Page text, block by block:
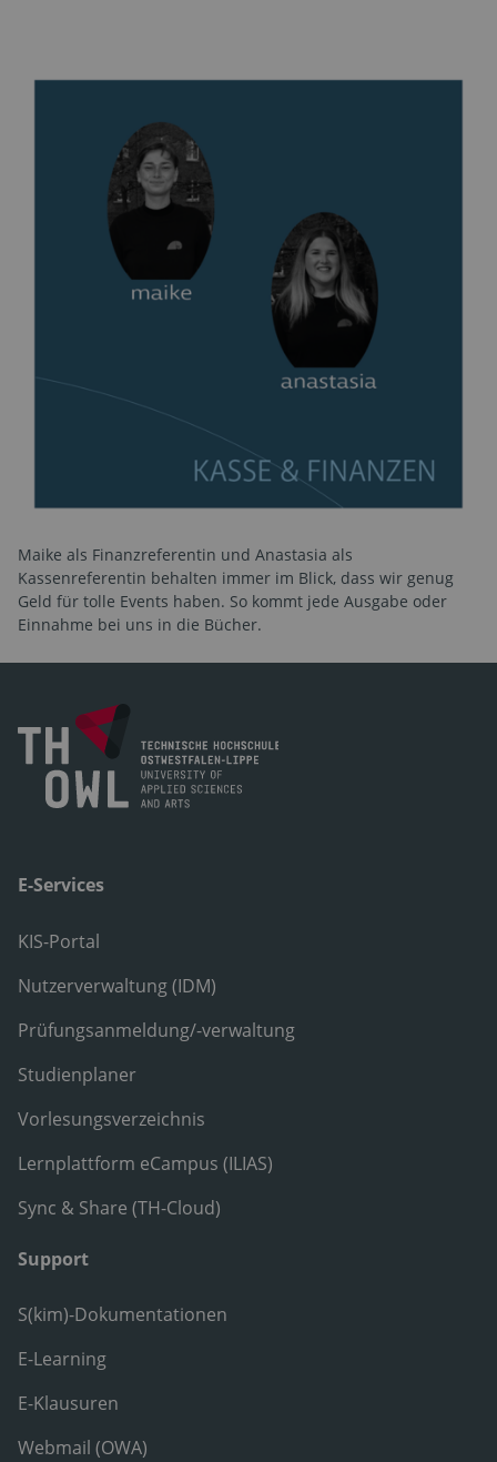
Maike als Finanzreferentin und Anastasia als
Kassenreferentin behalten immer im Blick, dass wir genug
Geld für tolle Events haben. So kommt jede Ausgabe oder
Einnahme bei uns in die Bücher.
E-Services
KIS-Portal
Nutzerverwaltung (IDM)
Prüfungsanmeldung/-verwaltung
Studienplaner
Vorlesungsverzeichnis
Lernplattform eCampus (ILIAS)
Sync & Share (TH-Cloud)
Support
S(kim)-Dokumentationen
E-Learning
E-Klausuren
Webmail (OWA)